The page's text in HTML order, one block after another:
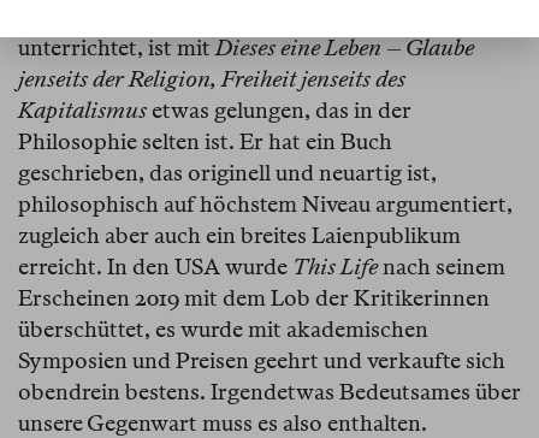
unterrichtet, ist mitDieses eine Leben – Glaube
jenseits der Religion, Freiheit jenseits des
Kapitalismus etwas gelungen, das in der
Philosophie selten ist. Er hat ein Buch
geschrieben, das originell und neuartig ist,
philosophisch auf höchstem Niveau argumentiert,
zugleich aber auch ein breites Laienpublikum
erreicht. In den USA wurde This Lifenach seinem
Erscheinen 2019 mit dem Lob der Kritikerinnen
überschüttet, es wurde mit akademischen
Symposien und Preisen geehrt und verkaufte sich
obendrein bestens. Irgendetwas Bedeutsames über
unsere Gegenwart muss es also enthalten.